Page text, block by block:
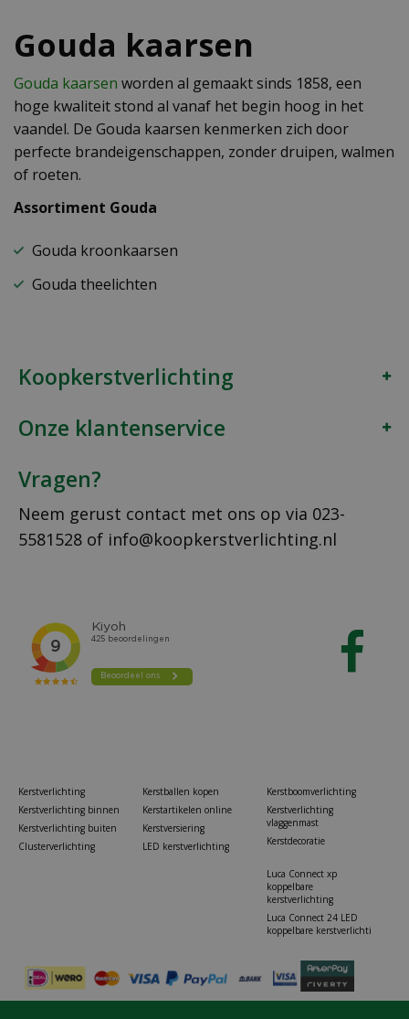
Gouda kaarsen
Gouda kaarsen worden al gemaakt sinds 1858, een
hoge kwaliteit stond al vanaf het begin hoog in het
vaandel. De Gouda kaarsen kenmerken zich door
perfecte brandeigenschappen, zonder druipen, walmen
of roeten.
Assortiment Gouda
Gouda kroonkaarsen
Gouda theelichten
Koopkerstverlichting
Onze klantenservice
Vragen?
Neem gerust contact met ons op via 023-
5581528 of info@koopkerstverlichting.nl
Kerstverlichting
Kerstverlichting binnen
Kerstverlichting buiten
Clusterverlichting
Kerstballen kopen
Kerstartikelen online
Kerstversiering
LED kerstverlichting
Kerstboomverlichting
Kerstverlichting
vlaggenmast
Kerstdecoratie
Luca Connect xp
koppelbare
kerstverlichting
Luca Connect 24 LED
koppelbare kerstverlichti